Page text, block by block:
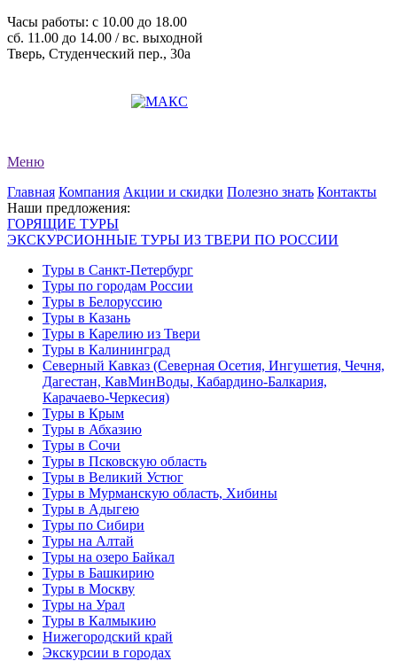
Часы работы: c 10.00 до 18.00
сб. 11.00 до 14.00 / вс. выходной
Тверь, Студенческий пер., 30а
Меню
Главная Компания Акции и скидки Полезно знать Контакты
Наши предложения:
ГОРЯЩИЕ ТУРЫ
ЭКСКУРСИОННЫЕ ТУРЫ ИЗ ТВЕРИ ПО РОССИИ
Туры в Санкт-Петербург
Туры по городам России
Туры в Белоруссию
Туры в Казань
Туры в Карелию из Твери
Туры в Калининград
Северный Кавказ (Северная Осетия, Ингушетия, Чечня,
Дагестан, КавМинВоды, Кабардино-Балкария,
Карачаево-Черкесия)
Туры в Крым
Туры в Абхазию
Туры в Сочи
Туры в Псковскую область
Туры в Великий Устюг
Туры в Мурманскую область, Хибины
Туры в Адыгею
Туры по Сибири
Туры на Алтай
Туры на озеро Байкал
Туры в Башкирию
Туры в Москву
Туры на Урал
Туры в Калмыкию
Нижегородский край
Экскурсии в городах